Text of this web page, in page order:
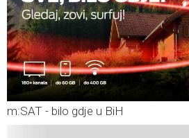
m:SAT - bilo gdje u BiH